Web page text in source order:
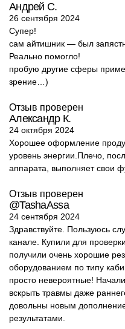
Андрей С.
26 сентября 2024
Супер!
сам айтишник — был
Реально помогло!
пробую другие сферы
зрение…)
Отзыв проверен
Александр К.
24 октября 2024
Хорошее оформление
уровень энергии.Плечо,
аппарата, выполняет свои
Отзыв проверен
@TashaAssa
24 сентября 2024
Здравствуйте. Пользуюсь
канале. Купили для
получили очень хорошие
оборудованием по типу
просто невероятные!
вскрыть травмы даже
довольны новым
результатами.